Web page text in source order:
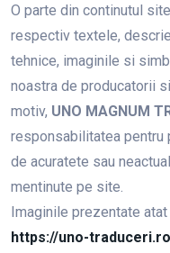
O parte din continutul
respectiv textele,
tehnice, imaginile si
noastra de producatorii
motiv, UNO MAGNUM
responsabilitatea pentru
de acuratete sau
mentinute pe site.
Imaginile prezentate
https://uno-